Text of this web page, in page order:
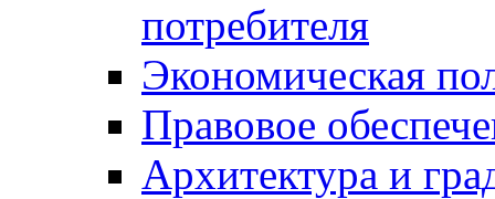
потребителя
Экономическая
Правовое
Архитектура и